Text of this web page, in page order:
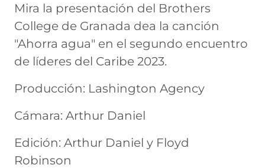
Mira la presentación del Brothers
College de Granada dea la canción
"Ahorra agua" en el segundo encuentro
de líderes del Caribe 2023.
Producción: Lashington Agency
Cámara: Arthur Daniel
Edición: Arthur Daniel y Floyd
Robinson